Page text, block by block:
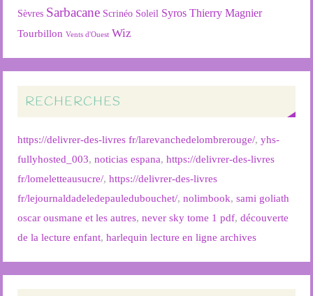
Sèvres Sarbacane Scrinéo Soleil Syros Thierry Magnier
Tourbillon Vents d'Ouest Wiz
RECHERCHES
https://delivrer-des-livres fr/larevanchedelombrerouge/,yhs-
fullyhosted_003,noticias espana,https://delivrer-des-livres
fr/lomeletteausucre/,https://delivrer-des-livres
fr/lejournaldadeledepauledubouchet/,nolimbook,sami goliath
oscar ousmane et les autres,never sky tome 1 pdf,découverte
de la lecture enfant,harlequin lecture en ligne archives